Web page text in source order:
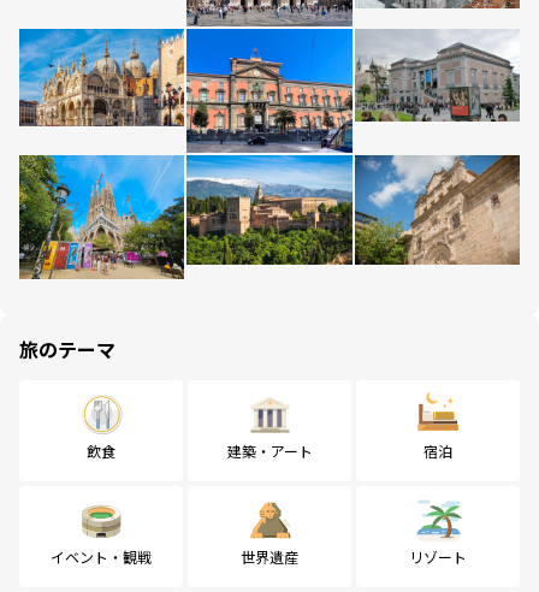
旅のテーマ
飲食 建築・アート 宿泊
イベント・観戦 世界遺産 リゾート